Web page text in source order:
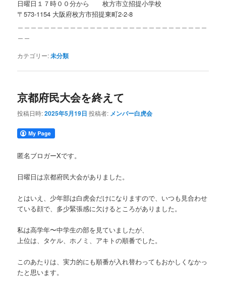
日曜日１７時００分から 枚方市立招提小学校
〒573-1154 大阪府枚方市招提東町2-2-8
カテゴリー:未分類
京都府民大会を終えて
投稿日時:2025年5月19日 投稿者: メンバー白虎会
匿名ブロガーXです。
日曜日は京都府民大会がありました。
とはいえ、少年部は白虎会だけになりますので、いつも見合わせ
ている顔で、多少緊張感に欠けるところがありました。
私は高学年〜中学生の部を見ていましたが、
上位は、タケル、ホノミ、アキトの順番でした。
このあたりは、実力的にも順番が入れ替わってもおかしくなかっ
たと思います。